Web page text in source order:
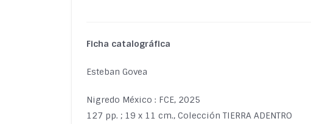
Ficha catalográfica
Esteban Govea
Nigredo México : FCE, 2025
127 pp. ; 19 x 11 cm., Colección TIERRA ADENTRO